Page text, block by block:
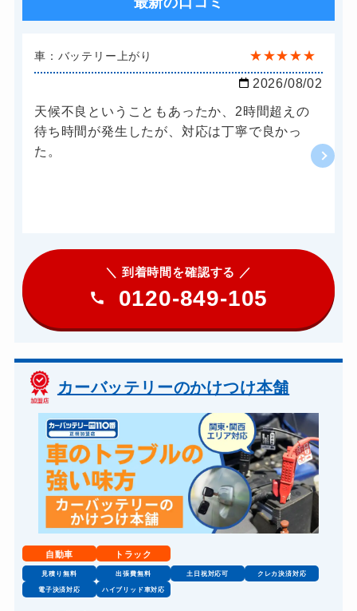
車：バッテリー上がり ★★★★★
2026/08/02
天候不良ということもあったか、2時間超えの
待ち時間が発生したが、対応は丁寧で良かっ
た。
＼ 到着時間を確認する ／
0120-849-105
カーバッテリーのかけつけ本舗
自動車 トラック
見積り無料 出張費無料 土日祝対応可 クレカ決済対応
電子決済対応 ハイブリッド車対応